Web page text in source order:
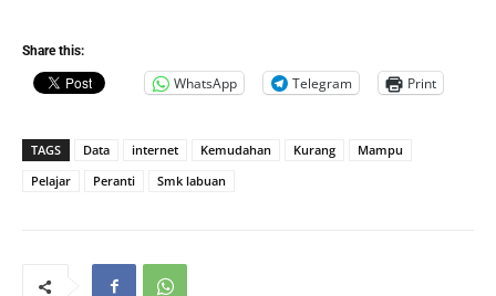
Share this:
WhatsApp Telegram Print
TAGS Data internet Kemudahan Kurang
Mampu
Pelajar
Peranti Smk labuan